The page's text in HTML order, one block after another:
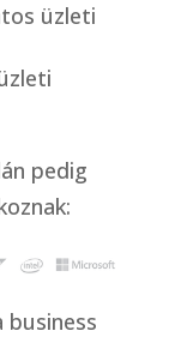
üzleti
pedig
business